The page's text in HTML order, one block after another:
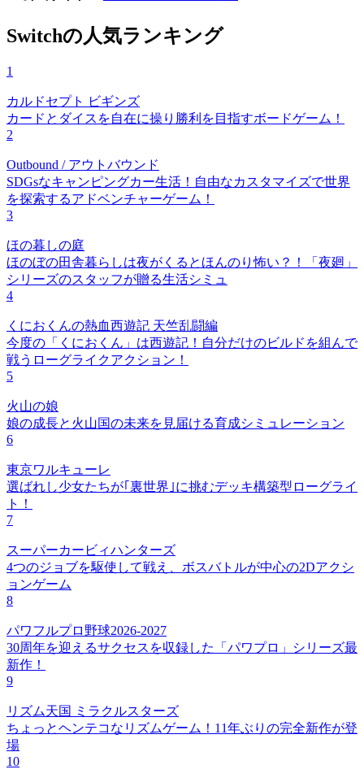
Switchの人気ランキング
1
カルドセプト ビギンズ
カードとダイスを自在に操り勝利を目指すボードゲーム！
2
Outbound / アウトバウンド
SDGsなキャンピングカー生活！自由なカスタマイズで世界
を探索するアドベンチャーゲーム！
3
ほの暮しの庭
ほのぼの田舎暮らしは夜がくるとほんのり怖い？！「夜廻」
シリーズのスタッフが贈る生活シミュ
4
くにおくんの熱血西遊記 天竺乱闘編
今度の「くにおくん」は西遊記！自分だけのビルドを組んで
戦うローグライクアクション！
5
火山の娘
娘の成長と火山国の未来を見届ける育成シミュレーション
6
東京ワルキューレ
選ばれし少女たちが｢裏世界｣に挑むデッキ構築型ローグライ
ト！
7
スーパーカービィハンターズ
4つのジョブを駆使して戦え、ボスバトルが中心の2Dアクシ
ョンゲーム
8
パワフルプロ野球2026-2027
30周年を迎えるサクセスを収録した「パワプロ」シリーズ最
新作！
9
リズム天国 ミラクルスターズ
ちょっとヘンテコなリズムゲーム！11年ぶりの完全新作が登
場
10